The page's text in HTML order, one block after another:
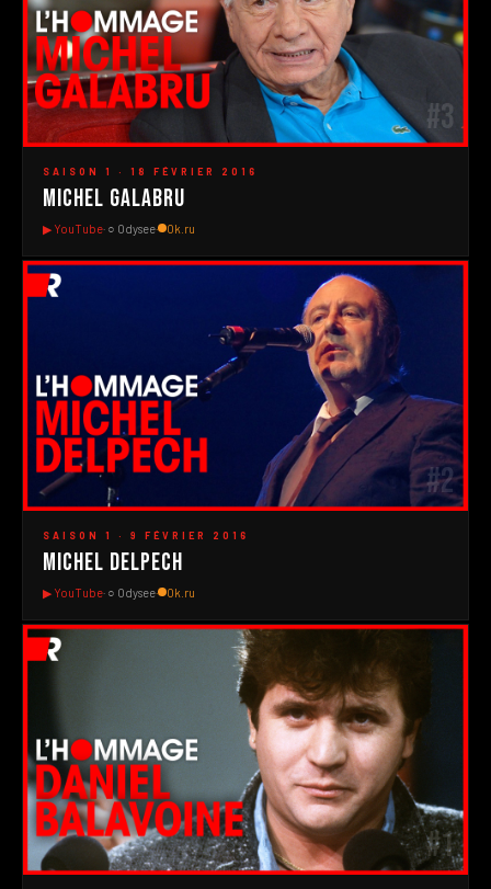
▶
#3
SAISON 1 · 18 FÉVRIER 2016
Michel Galabru
▶ YouTube· ○ Odysee· Ok.ru
▶
#2
SAISON 1 · 9 FÉVRIER 2016
Michel Delpech
▶ YouTube· ○ Odysee· Ok.ru
#1